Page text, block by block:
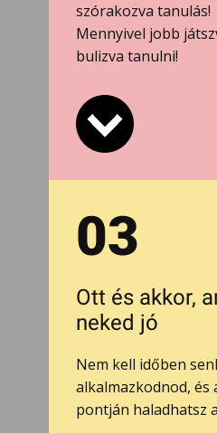
szórakozva tanulás!
Mennyivel jobb
bulizva tanulni!
03
Ott és akkor,
neked jó
Nem kell időben
alkalmazkodnod, és
pontján haladhatsz